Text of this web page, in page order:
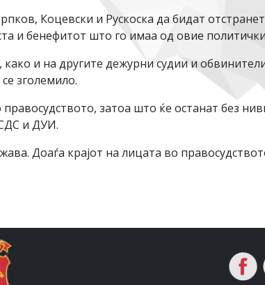
Коцевски и Рускоска да бидат
и бенефитот што го имаа од овие
и на другите дежурни судии и
зголемило.
затоа што ќе останат без
и ДУИ.
Доаѓа крајот на лицата во